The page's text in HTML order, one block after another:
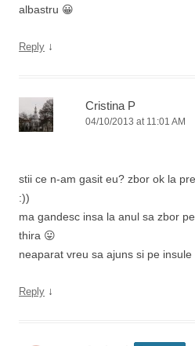
albastru 😀
Reply ↓
Cristina P
04/10/2013 at 11:01 AM
stii ce n-am gasit eu? zbor ok la
:))
ma gandesc insa la anul sa zbor
thira 😛
neaparat vreu sa ajuns si pe insule
Reply ↓